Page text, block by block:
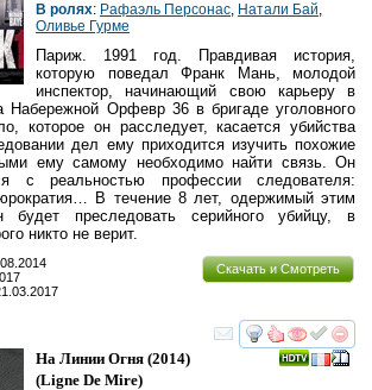
В ролях: Рафаэль Персонас, Натали Бай,
Оливье Гурме
Париж. 1991 год. Правдивая история,
которую поведал Франк Мань, молодой
инспектор, начинающий свою карьеру в
Набережной Орфевр 36 в бригаде уголовного
которое он расследует, касается убийства
дел ему приходится изучить похожие
ему самому необходимо найти связь. Он
с реальностью профессии следователя:
В течение 8 лет, одержимый этим
будет преследовать серийного убийцу, в
никто не верит.
Скачать и Смотреть
смотреть
На Линии Огня (2014)
(Ligne De Mire)